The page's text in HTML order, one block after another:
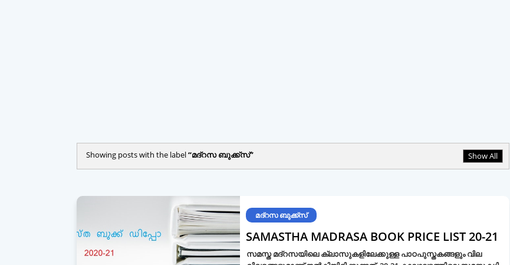
Showing posts with the label മദ്റസ ബുക്ക്സ് Show All
മദ്റസ ബുക്ക്സ്
SAMASTHA MADRASA BOOK PRICE LIST 20-21
സമസ്ത മദ്‌റസയിലെ ക്ലാസുകളിലേക്കുള്ള പാഠപുസ്തകങ്ങളും വില